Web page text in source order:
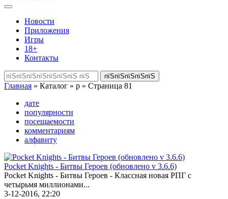
Toggle
navigationНовости
Приложения
Игры
18+
Контакты
Главная » Каталог » p » Страница 81
дате
популярности
посещаемости
комментариям
алфавиту
Pocket Knights - Битвы Героев (обновлено v 3.6.6)
Pocket Knights - Битвы Героев - Классная новая РПГ с
четырьмя миллионами...
3-12-2016, 22:20